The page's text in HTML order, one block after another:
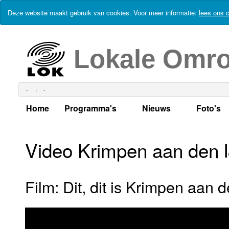
Deze website maakt gebruik van cookies. Voor meer informatie: lees ons
Lokale
- -
Home Programma's
Weekschema
Nieuws
LOK nieuws
Foto's
Video Krimpen aan den
Film: Dit, dit is Krimpen aan